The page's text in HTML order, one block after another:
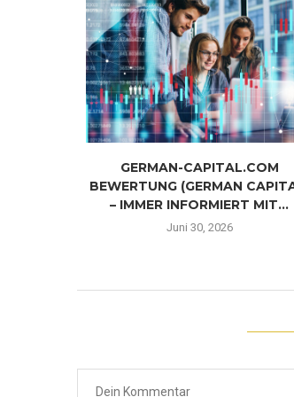
GERMAN-CAPITAL.COM
BEWERTUNG (GERMAN
– IMMER INFORMIERT MIT...
Juni 30, 2026